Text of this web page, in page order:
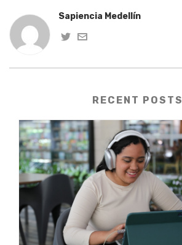
Sapiencia Medellín
RECENT POSTS